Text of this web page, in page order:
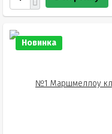
Новинка